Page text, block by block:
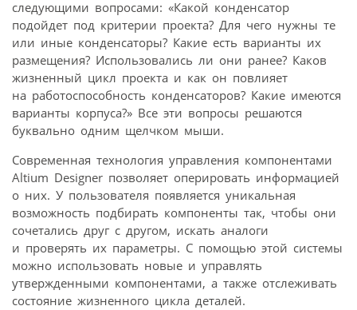
следующими вопросами: «Какой конденсатор
подойдет под критерии проекта? Для чего нужны те
или иные конденсаторы? Какие есть варианты их
размещения? Использовались ли они ранее? Каков
жизненный цикл проекта и как он повлияет
на работоспособность конденсаторов? Какие имеются
варианты корпуса?» Все эти вопросы решаются
буквально одним щелчком мыши.
Современная технология управления компонентами
Altium Designer позволяет оперировать информацией
о них. У пользователя появляется уникальная
возможность подбирать компоненты так, чтобы они
сочетались друг с другом, искать аналоги
и проверять их параметры. С помощью этой системы
можно использовать новые и управлять
утвержденными компонентами, а также отслеживать
состояние жизненного цикла деталей.